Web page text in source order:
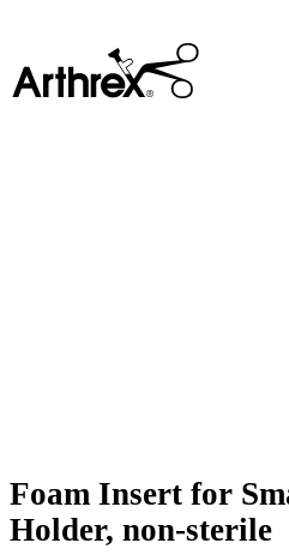
Foam Insert for
Holder, non-sterile